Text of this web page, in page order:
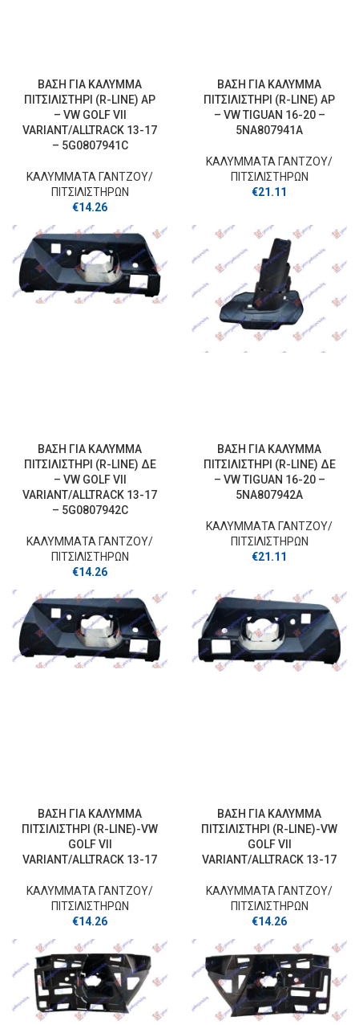
ΒΑΣΗ ΓΙΑ ΚΑΛΥΜΜΑ
ΠΙΤΣΙΛΙΣΤΗΡΙ (R-LINE) ΑΡ
– VW GOLF VII
VARIANT/ALLTRACK 13-17
– 5G0807941C
ΚΑΛΥΜΜΑΤΑ ΓΑΝΤΖOY/
ΠΙΤΣΙΛΙΣΤΗΡΩΝ
€14.26
ΒΑΣΗ ΓΙΑ ΚΑΛΥΜΜΑ
ΠΙΤΣΙΛΙΣΤΗΡΙ (R-LINE) ΑΡ
– VW TIGUAN 16-20 –
5NA807941A
ΚΑΛΥΜΜΑΤΑ ΓΑΝΤΖOY/
ΠΙΤΣΙΛΙΣΤΗΡΩΝ
€21.11
ΒΑΣΗ ΓΙΑ ΚΑΛΥΜΜΑ
ΠΙΤΣΙΛΙΣΤΗΡΙ (R-LINE) ΔΕ
– VW GOLF VII
VARIANT/ALLTRACK 13-17
– 5G0807942C
ΚΑΛΥΜΜΑΤΑ ΓΑΝΤΖOY/
ΠΙΤΣΙΛΙΣΤΗΡΩΝ
€14.26
ΒΑΣΗ ΓΙΑ ΚΑΛΥΜΜΑ
ΠΙΤΣΙΛΙΣΤΗΡΙ (R-LINE) ΔΕ
– VW TIGUAN 16-20 –
5NA807942A
ΚΑΛΥΜΜΑΤΑ ΓΑΝΤΖOY/
ΠΙΤΣΙΛΙΣΤΗΡΩΝ
€21.11
ΒΑΣΗ ΓΙΑ ΚΑΛΥΜΜΑ
ΠΙΤΣΙΛΙΣΤΗΡΙ (R-LINE)-VW
GOLF VII
VARIANT/ALLTRACK 13-17
ΚΑΛΥΜΜΑΤΑ ΓΑΝΤΖOY/
ΠΙΤΣΙΛΙΣΤΗΡΩΝ
€14.26
ΒΑΣΗ ΓΙΑ ΚΑΛΥΜΜΑ
ΠΙΤΣΙΛΙΣΤΗΡΙ (R-LINE)-VW
GOLF VII
VARIANT/ALLTRACK 13-17
ΚΑΛΥΜΜΑΤΑ ΓΑΝΤΖOY/
ΠΙΤΣΙΛΙΣΤΗΡΩΝ
€14.26